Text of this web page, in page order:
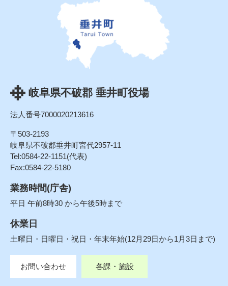
岐阜県不破郡 垂井町役場
法人番号7000020213616
〒503-2193
岐阜県不破郡垂井町宮代2957-11
Tel:0584-22-1151(代表)
Fax:0584-22-5180
業務時間(庁舎)
平日 午前8時30 から午後5時まで
休業日
土曜日・日曜日・祝日・年末年始(12月29日から1月3日まで)
お問い合わせ 各課・施設